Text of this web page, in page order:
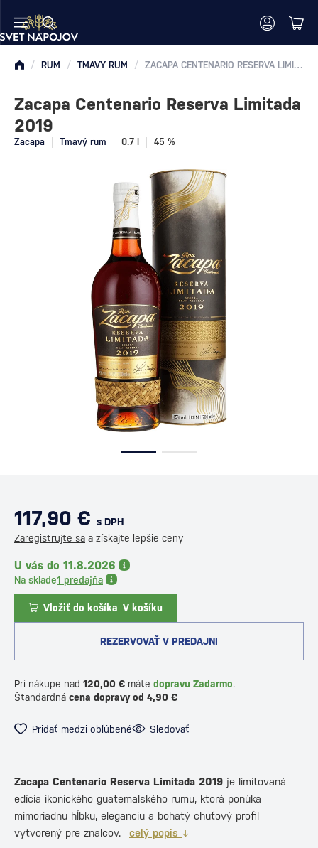
/ RUM / TMAVÝ RUM / ZACAPA CENTENARIO RESERVA LIMITADA 2019
Zacapa Tmavý rum 0.7 l 45 %
Zacapa Centenario Reserva Limitada
2019
117,90 € s DPH
Zaregistrujte sa a získajte lepšie ceny
U vás do 11.8.2026
Na sklade1 predajňa
Vložiť do košíka V košíku
REZERVOVAŤ V PREDAJNI
Pri nákupe nad 120,00 € máte dopravu Zadarmo.
Štandardná cena dopravy od 4,90 €
Pridať medzi obľúbené Sledovať
Zacapa Centenario Reserva Limitada 2019 je limitovaná
edícia ikonického guatemalského rumu, ktorá ponúka
mimoriadnu hĺbku, eleganciu a bohatý chuťový profil
vytvorený pre znalcov.
celý popis